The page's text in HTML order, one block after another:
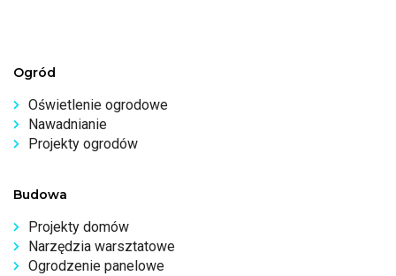
Ogród
Oświetlenie ogrodowe
Nawadnianie
Projekty ogrodów
Budowa
Projekty domów
Narzędzia warsztatowe
Ogrodzenie panelowe